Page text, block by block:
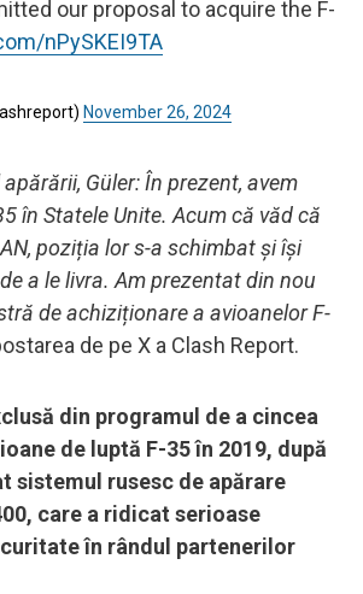
our proposal to acquire the F-
nPySKEI9TA
November 26, 2024
Güler: În prezent, avem
în Statele Unite. Acum că văd că
poziția lor s-a schimbat și își
a le livra. Am prezentat din nou
de achiziționare a avioanelor F-
de pe X a Clash Report.
din programul de a cincea
de luptă F-35 în 2019, după
sistemul rusesc de apărare
care a ridicat serioase
în rândul partenerilor